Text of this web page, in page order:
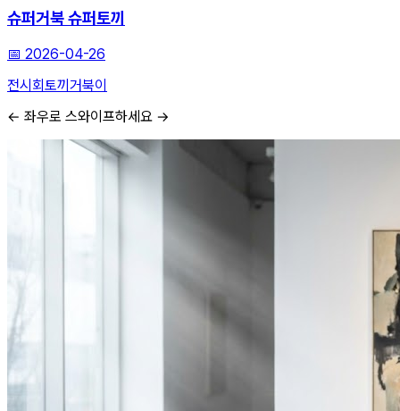
슈퍼거북 슈퍼토끼
📅 2026-04-26
전시회토끼거북이
← 좌우로 스와이프하세요 →